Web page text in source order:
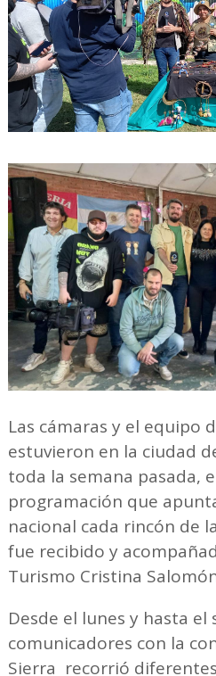
Las cámaras y el equipo
estuvieron en la ciudad
toda la semana pasada,
programación que
nacional cada rincón de
fue recibido y
Turismo Cristina
Desde el lunes y hasta
comunicadores con la
Sierra recorrió